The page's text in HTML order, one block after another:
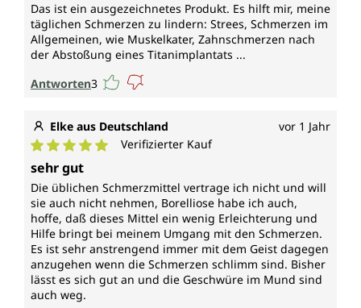
Das ist ein ausgezeichnetes Produkt. Es hilft mir, meine
täglichen Schmerzen zu lindern: Strees, Schmerzen im
Allgemeinen, wie Muskelkater, Zahnschmerzen nach
der Abstoßung eines Titanimplantats ...
Antworten3
Elke aus Deutschland vor 1 Jahr
Durchschnittliche Bewertung von 5 von 5 Sternen
Verifizierter Kauf
sehr gut
Die üblichen Schmerzmittel vertrage ich nicht und will
sie auch nicht nehmen, Borelliose habe ich auch,
hoffe, daß dieses Mittel ein wenig Erleichterung und
Hilfe bringt bei meinem Umgang mit den Schmerzen.
Es ist sehr anstrengend immer mit dem Geist dagegen
anzugehen wenn die Schmerzen schlimm sind. Bisher
lässt es sich gut an und die Geschwüre im Mund sind
auch weg.